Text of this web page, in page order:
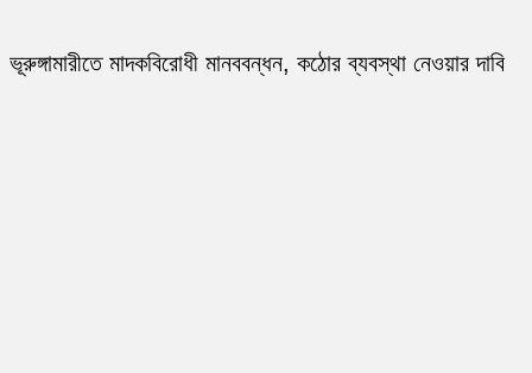
ভূরুঙ্গামারীতে মাদকবিরোধী মানববন্ধন, কঠোর ব্যবস্থা নেওয়ার দাবি